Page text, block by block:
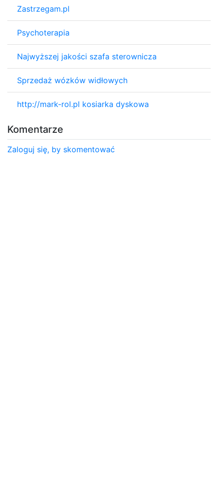
Zastrzegam.pl
Psychoterapia
Najwyższej jakości szafa sterownicza
Sprzedaż wózków widłowych
http://mark-rol.pl kosiarka dyskowa
Komentarze
Zaloguj się, by skomentować